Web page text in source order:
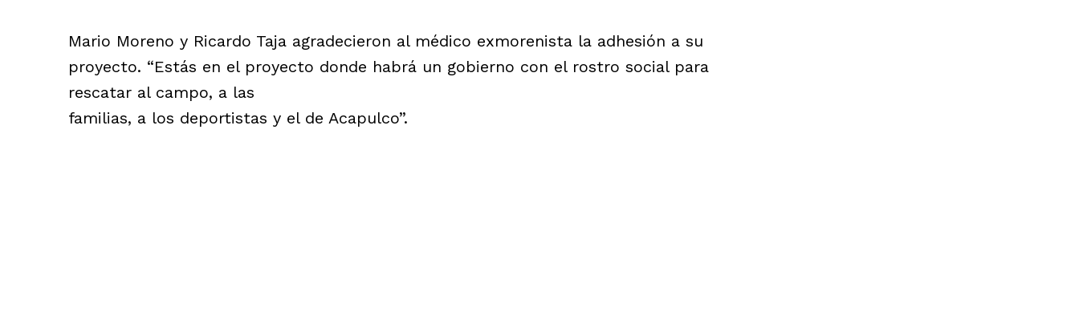
Mario Moreno y Ricardo Taja agradecieron al médico exmorenista la adhesión a su
proyecto. “Estás en el proyecto donde habrá un gobierno con el rostro social para
rescatar al campo, a las
familias, a los deportistas y el de Acapulco”.